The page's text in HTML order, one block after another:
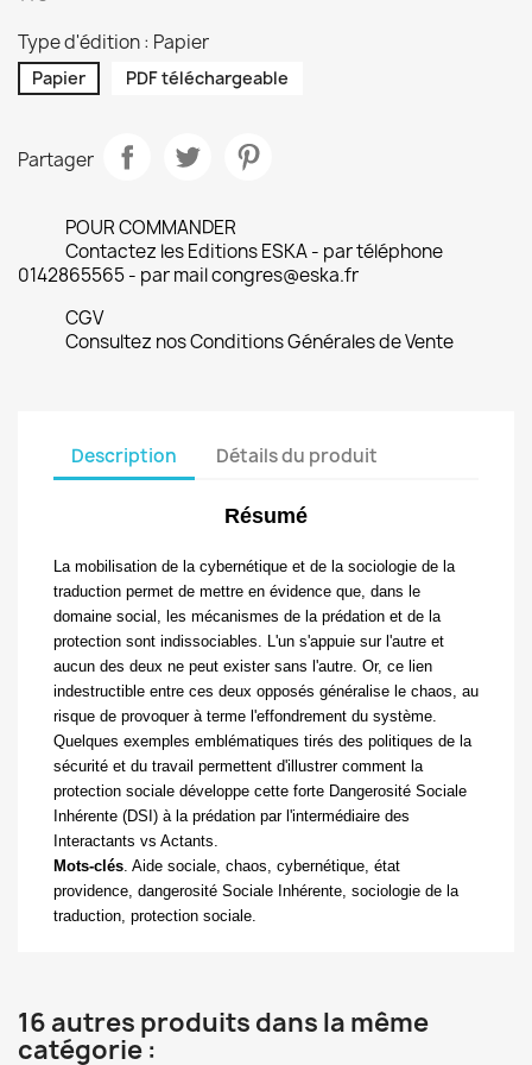
Type d'édition : Papier
Papier PDF téléchargeable
Partager
POUR COMMANDER
Contactez les Editions ESKA - par téléphone
0142865565 - par mail congres@eska.fr
CGV
Consultez nos Conditions Générales de Vente
Description Détails du produit
Résumé
La mobilisation de la cybernétique et de la sociologie de la
traduction permet de mettre en évidence que, dans le
domaine social, les mécanismes de la prédation et de la
protection sont indissociables. L'un s'appuie sur l'autre et
aucun des deux ne peut exister sans l'autre. Or, ce lien
indestructible entre ces deux opposés généralise le chaos, au
risque de provoquer à terme l'effondrement du système.
Quelques exemples emblématiques tirés des politiques de la
sécurité et du travail permettent d'illustrer comment la
protection sociale développe cette forte Dangerosité Sociale
Inhérente (DSI) à la prédation par l'intermédiaire des
Interactants vs Actants.
Mots-clés. Aide sociale, chaos, cybernétique, état
providence, dangerosité Sociale Inhérente, sociologie de la
traduction, protection sociale.
16 autres produits dans la même
catégorie :